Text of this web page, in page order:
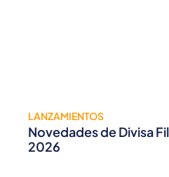
LANZAMIENTOS
Novedades de Divisa
2026